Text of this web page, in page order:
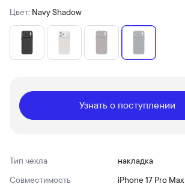
Цвет: Navy Shadow
Узнать о поступлении
Тип чехла
накладка
Совместимость
iPhone 17 Pro Max